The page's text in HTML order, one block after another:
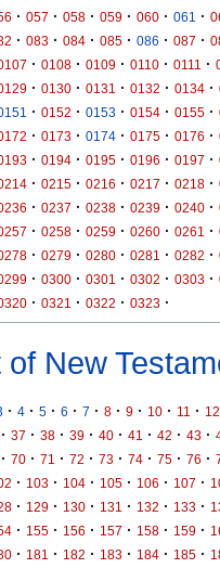
· 057 · 058 · 059 · 060 · 061 ·
· 083 · 084 · 085 · 086 · 087 ·
· 0108 · 0109 · 0110 · 0111 ·
· 0130 · 0131 · 0132 · 0134 ·
· 0152 · 0153 · 0154 · 0155 ·
· 0173 · 0174 · 0175 · 0176 ·
· 0194 · 0195 · 0196 · 0197 ·
· 0215 · 0216 · 0217 · 0218 ·
· 0237 · 0238 · 0239 · 0240 ·
· 0258 · 0259 · 0260 · 0261 ·
· 0279 · 0280 · 0281 · 0282 ·
· 0300 · 0301 · 0302 · 0303 ·
· 0321 · 0322 · 0323 ·
of New
· 4 · 5 · 6 · 7 · 8 · 9 · 10 · 11 · 12
· 37 · 38 · 39 · 40 · 41 · 42 · 43 ·
· 70 · 71 · 72 · 73 · 74 · 75 · 76 ·
· 103 · 104 · 105 · 106 · 107 ·
· 129 · 130 · 131 · 132 · 133 ·
· 155 · 156 · 157 · 158 · 159 ·
· 181 · 182 · 183 · 184 · 185 ·